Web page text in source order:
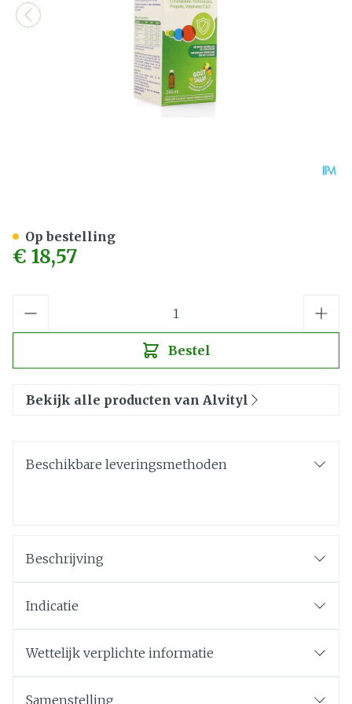
€ 18,57
Bestel
Op bestelling
Bekijk alle producten van Alvityl
Beschikbare leveringsmethoden
Beschrijving
Indicatie
Wettelijk verplichte informatie
Samenstelling